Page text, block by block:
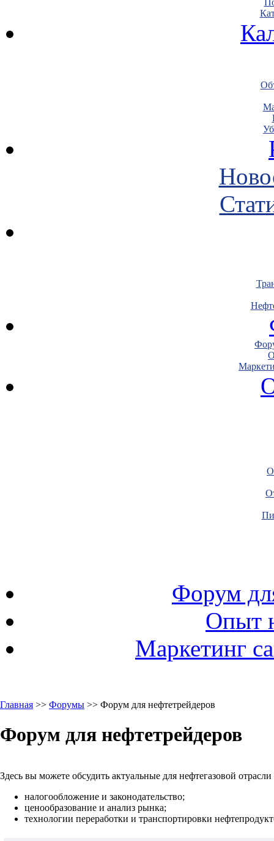
Форум
Опыт
Маркетинг
Главная >> Форумы >> Форум для нефтетрейдеров
Форум для нефтетрейдеров
Здесь вы можете обсудить актуальные для нефтегазовой
налогообложение и законодательство;
ценообразование и анализ рынка;
технологии переработки и транспортировки